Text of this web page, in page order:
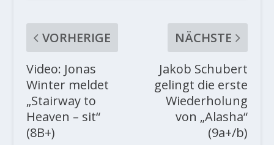
VORHERIGE
Video: Jonas
Winter meldet
„Stairway to
Heaven – sit“
(8B+)
NÄCHSTE
Jakob Schubert
gelingt die erste
Wiederholung
von „Alasha“
(9a+/b)